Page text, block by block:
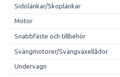
Sidolänkar/Skoplänkar
Motor
Snabbfäste och tillbehör
Svängmotorer/Svängväxellådor
Undervagn